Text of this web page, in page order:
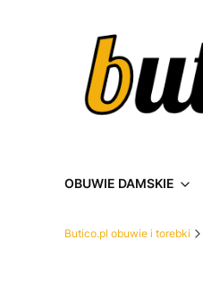
OBUWIE DAMSKIE
Butico.pl obuwie i torebki